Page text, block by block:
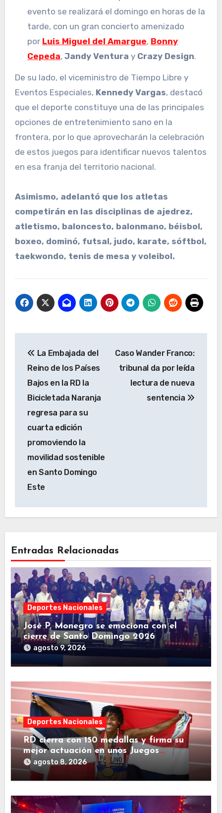
evento se realizará el domingo en horas de la
tarde, con un gran concierto amenizado
por Luis Miguel del Amargue, Bonny
Cepeda,Jandy Ventura y Crazy Design.
De su lado, el viceministro de Tiempo Libre y
Eventos Especiales, Kennedy Vargas, destacó
que el deporte constituye una de las principales
opciones de entretenimiento sano en la
frontera, por lo que aprovecharán la celebración
de estos juegos para identificar nuevos talentos
en esa franja del territorio nacional.
Asimismo, adelantó que los atletas
competirán en las disciplinas de ajedrez,
atletismo, baloncesto, balonmano, béisbol,
boxeo, dominó, futsal, judo, karate, sóftbol,
taekwondo, tenis de mesa y voleibol.
de
entradas
La Embajada del
Reino de los Países
Bajos en la RD la
Bicicletada Naranja
regresa para su
cuarta edición
promoviendo la
movilidad sostenible
en Santo Domingo
Este
Caso Wander Franco:
tribunal da por leída
lectura de nueva
sentencia
Entradas Relacionadas
Deportes Nacionales
José P. Monegro se emociona con el
cierre de Santo Domingo 2026
agosto 9, 2026
Deportes Nacionales
RD cierra con 150 medallas y firma su
mejor actuación en unos Juegos
Centroamericanos
agosto 8, 2026